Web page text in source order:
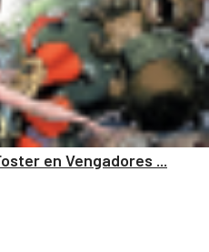
en Vengadores ...